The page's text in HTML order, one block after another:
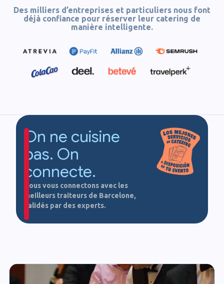
Des milliers d’entreprises et particuliers nous font
déjà confiance pour réserver leur catering de
manière intelligente.
On ne cuisine
pas. On
connecte.
Nous vous connectons avec les
meilleurs traiteurs de Barcelone,
validés par des experts.